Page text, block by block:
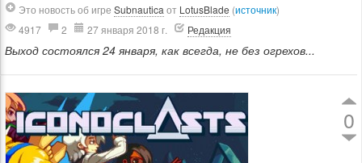
Это новость об игре Subnautica от LotusBlade (источник)
4917
2 27 января 2018 г. Редакция
Выход состоялся 24 января, как всегда, не без огрехов...
0